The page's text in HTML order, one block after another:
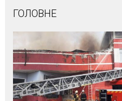
ГОЛОВНЕ